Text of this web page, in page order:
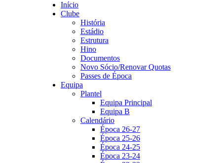
Início
Clube
História
Estádio
Estrutura
Hino
Documentos
Novo Sócio/Renovar Quotas
Passes de Época
Equipa
Plantel
Equipa Principal
Equipa B
Calendário
Época 26-27
Época 25-26
Época 24-25
Época 23-24